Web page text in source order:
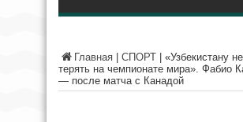
Главная СПОРТ
«Узбекистану
терять на чемпионате мира». Фабио
— после матча с Канадой